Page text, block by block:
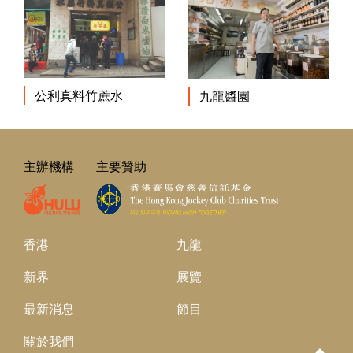
公利真料竹蔗水 九龍醬園
主辦機構 主要贊助
香港 九龍
新界 展覽
最新消息 節目
關於我們